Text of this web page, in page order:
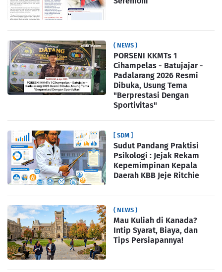
( NEWS )
PORSENI KKMTs 1
Cihampelas - Batujajar -
Padalarang 2026 Resmi
Dibuka, Usung Tema
"Berprestasi Dengan
Sportivitas"
[ SDM ]
Sudut Pandang Praktisi
Psikologi : Jejak Rekam
Kepemimpinan Kepala
Daerah KBB Jeje Ritchie
( NEWS )
Mau Kuliah di Kanada?
Intip Syarat, Biaya, dan
Tips Persiapannya!